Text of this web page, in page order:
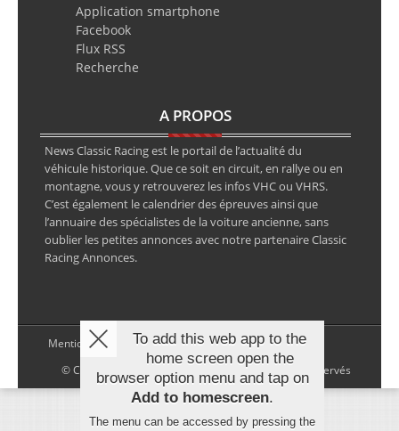
Application smartphone
Facebook
Flux RSS
Recherche
A PROPOS
News Classic Racing est le portail de l’actualité du
véhicule historique. Que ce soit en circuit, en rallye ou en
montagne, vous y retrouverez les infos VHC ou VHRS.
C’est également le calendrier des épreuves ainsi que
l’annuaire des spécialistes de la voiture ancienne, sans
oublier les petites annonces avec notre partenaire Classic
Racing Annonces.
Mentions légales
© Copyright 2026 NewsClassicRacing, tous droits réservés
To add this web app to the
home screen open the
browser option menu and tap on
Add to homescreen.
The menu can be accessed by pressing the